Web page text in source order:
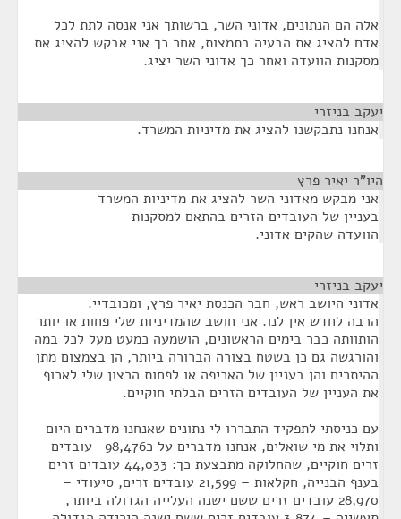
אלה הם הנתונים, אדוני השר, ברשותך אני אנסה לתת לכל
אדם להציג את הבעיה בתמצות, אחר כך אני אבקש להציג את
מסקנות הוועדה ואחר כך אדוני השר יציג.
יעקב בניזרי
אנחנו נתבקשנו להציג את מדיניות המשרד.
היו"ר יאיר פרץ
אני מבקש מאדוני השר להציג את מדיניות המשרד
בעניין של העובדים הזרים בהתאם למסקנות
הוועדה שהקים אדוני.
יעקב בניזרי
אדוני היושב ראש, חבר הכנסת יאיר פרץ, ומכובדיי.
הרבה לחדש אין לנו. אני חושב שהמדיניות שלי פחות או יותר
הותוותה כבר בימים הראשונים, הושמעה כמעט מעל לכל במה
והורגשה גם כן בשטח בצורה הברורה ביותר, הן בצמצום מתן
ההיתרים והן בעניין של האכיפה או לפחות הרצון שלי לאכוף
את העניין של העובדים הזרים הבלתי חוקיים.
עם כניסתי לתפקיד התבררו לי נתונים שאנחנו מדברים היום
ותלוי את מי שואלים, אנחנו מדברים על כ98,476- עובדים
זרים חוקיים, שהחלוקה מתבצעת כך: 44,033 עובדים זרים
בענף הבנייה, חקלאות – 21,599 עובדים זרים, סיעודי –
28,970 עובדים זרים ששם ישנה העלייה הגדולה ביותר,